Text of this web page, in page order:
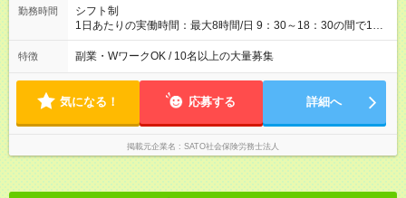
勤務時間
シフト制
1日あたりの実働時間：最大8時間/日 9：30～18：30の間で1日5
～8時間（週15時間～40時間以内）、週3日～OK！ ※30分単位
で選択可。途中変更可。 ＜選べる勤務シフト例＞ 下記以外も可
分） 10：00～14：00（休憩無） 13：00～18：00（休憩無）
等
特徴 副業・WワークOK / 10名以上の大量募集
気になる！ 応募する 詳細へ
掲載元企業名 SATO社会保険労務士法人